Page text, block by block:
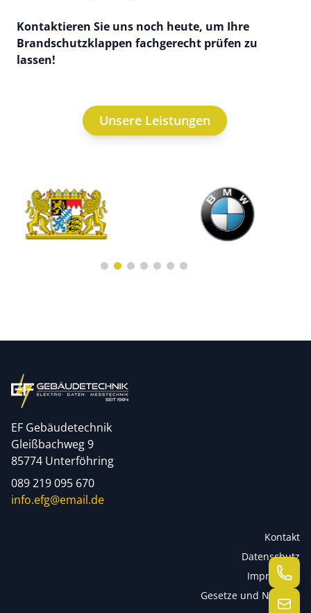
Kontaktieren Sie uns noch heute, um Ihre
Brandschutzklappen fachgerecht prüfen zu
lassen!
Unsere Leistungen
EF Gebäudetechnik
Gleißbachweg 9
85774 Unterföhring
089 219 095 670
info.efg@email.de
Kontakt
Datenschutz
Impressum
Gesetze und Normen